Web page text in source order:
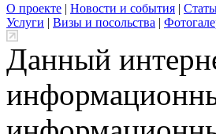
О проекте | Новости и события |
Услуги | Визы и посольства |
Данный